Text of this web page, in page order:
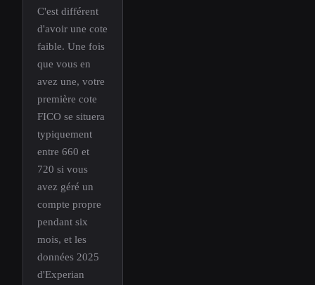
C'est différent
d'avoir une cote
faible. Une fois
que vous en
avez une, votre
première cote
FICO se situera
typiquement
entre 660 et
720 si vous
avez géré un
compte propre
pendant six
mois, et les
données 2025
d'Experian